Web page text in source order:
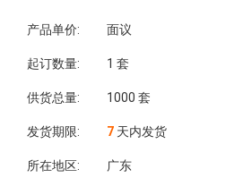
产品单价: 面议
起订数量: 1 套
供货总量: 1000 套
发货期限: 7 天内发货
所在地区: 广东